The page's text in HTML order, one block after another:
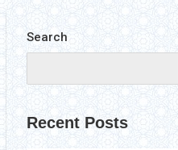
Search
Recent Posts